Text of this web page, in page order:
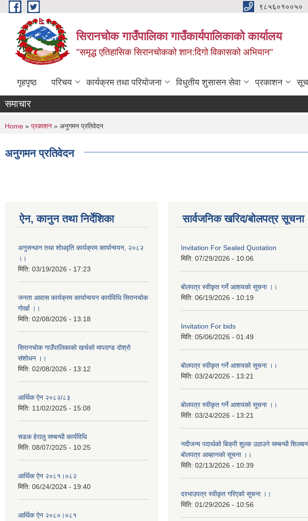
Skip to main content ९८५६०१००५०
सिरानचोक गाउँपालिका गाउँकार्यपालिकाको कार्यालय
"समृद्ध एतिहासिक सिरानचोकको शान:दिगो विकासको अभियान"
गृहपृष्ठ परिचय कार्यक्रम तथा परियोजना विधुतीय शुसासन सेवा प्रकाशन
समाचार
You are here
Home » प्रकाशन » अनुगमन प्रतिवेदन
अनुगमन प्रतिवेदन
ऐन, कानुन तथा निर्देशिका
अनुसन्धान तथा शोधवृति कार्यक्रम कार्यान्वयन, २०८२
।।
मिति: 03/19/2026 - 17:23
जनता आवास कार्यक्रम कार्यान्वयन कार्यविधि सिरानचोक
गोर्खा ।।
मिति: 02/08/2026 - 13:18
सिरानचोक गाउँपालिकाको खर्चको मापदण्ड दोश्रो
संशोधन ।।
मिति: 02/08/2026 - 13:12
आर्थिक ऐन २०८२/८३
मिति: 11/02/2025 - 15:08
सडक हेरालु सम्बन्धी कार्यविधि
मिति: 08/07/2025 - 10:25
आर्थिक ऐन २०८१।०८२
मिति: 06/24/2024 - 19:40
आर्थिक ऐन २०८०।०८१
सार्वजनिक खरिद/बोलपत्र सूचना
Invitation For Sealed Quotation
मिति: 07/29/2026 - 10:06
बोलपत्र स्वीकृत गर्ने आशयको सूचना ।।
मिति: 06/19/2026 - 10:19
Invitation For bids
मिति: 05/06/2026 - 01:49
बोलपत्र स्वीकृत गर्ने आशयको सूचना ।।
मिति: 03/24/2026 - 13:21
बोलपत्र स्वीकृत गर्ने आशयको सूचना ।।
मिति: 03/24/2026 - 13:21
नदीजन्य पदार्थको बिक्री शूल्क उठाउने सम्बन्धी
बोलपत्र आब्हानको सूचना ।।
मिति: 02/13/2026 - 10:39
दरभाउपत्र स्वीकृत गरिएको सूचना ।।
मिति: 01/29/2026 - 10:56